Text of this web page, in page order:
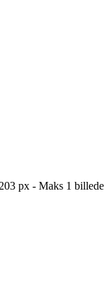
px - Maks 1 billede